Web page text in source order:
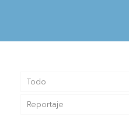
Todo
Reportaje